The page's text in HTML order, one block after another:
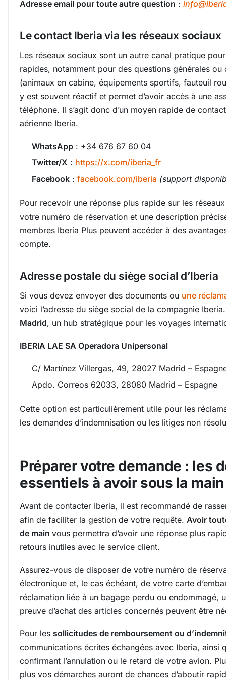
Adresse email pour toute autre question :
Le contact Iberia via les réseaux sociaux
Les réseaux sociaux sont un autre canal pratique
rapides, notamment pour des questions générales ou
(animaux en cabine, équipements sportifs, fauteuil
y est souvent réactif et permet d’avoir accès à une
téléphone. Il s’agit donc d’un moyen rapide de
aérienne Iberia.
WhatsApp : +34 676 67 60 04
Twitter/X : https://x.com/iberia_fr
Facebook : facebook.com/iberia (support
Pour recevoir une réponse plus rapide sur les
votre numéro de réservation et une description
membres Iberia Plus peuvent accéder à des
compte.
Adresse postale du siège social d’Iberia
Si vous devez envoyer des documents ou une
voici l’adresse du siège social de la compagnie
Madrid, un hub stratégique pour les voyages
IBERIA LAE SA Operadora Unipersonal
C/ Martínez Villergas, 49, 28027 Madrid –
Apdo. Correos 62033, 28080 Madrid – Espagne
Cette option est particulièrement utile pour les
les demandes d’indemnisation ou les litiges non
Préparer votre demande : les
essentiels à avoir sous la main
Avant de contacter Iberia, il est recommandé de
afin de faciliter la gestion de votre requête. Avoir
de main vous permettra d’avoir une réponse plus
retours inutiles avec le service client.
Assurez-vous de disposer de votre numéro de
électronique et, le cas échéant, de votre carte
réclamation liée à un bagage perdu ou endommagé,
preuve d’achat des articles concernés peuvent être
Pour les sollicitudes de remboursement ou
communications écrites échangées avec Iberia, ainsi
confirmant l’annulation ou le retard de votre avion.
plus vos démarches auront de chances d’aboutir